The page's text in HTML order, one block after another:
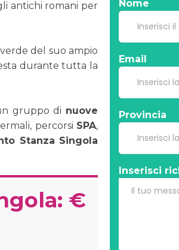
antichi romani per
del suo ampio
durante tutta la
gruppo di nuove
percorsi SPA,
Stanza Singola
€
Nome
Email
Provincia
Inserisci